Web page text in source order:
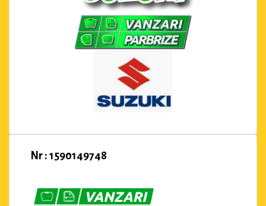
Nr : 1590149748